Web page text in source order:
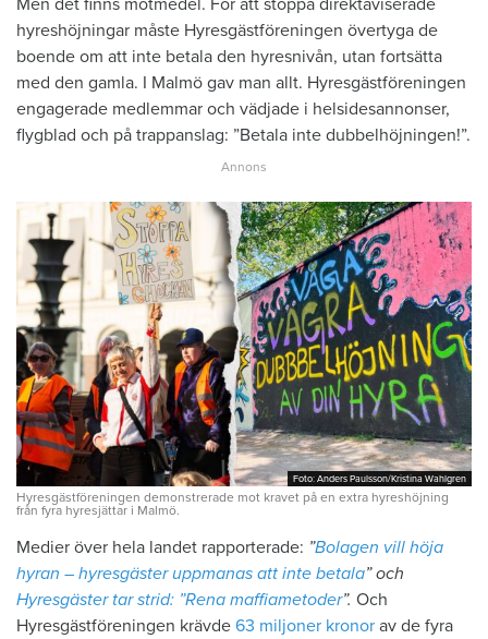
Men det finns motmedel. För att ­stoppa direktaviserade
hyres­höjningar måste Hyresgäst­föreningen övertyga de
boende om att inte betala den hyres­nivån, utan fortsätta
med den gamla. I Malmö gav man allt. Hyresgästföreningen
­engagerade medlemmar och vädjade i helsidesannonser,
flygblad och på trappanslag: ”Betala inte dubbelhöjningen!”.
Foto: Anders Paulsson/Kristina Wahlgren
Foto: Anders Paulsson/Kristina Wahlgren
Hyresgästföreningen demonstrerade mot kravet på en extra hyreshöjning
från fyra hyresjättar i Malmö.
Medier över hela landet rapporterade: ”­Bolagen vill höja
hyran – hyresgäster uppmanas att inte ­betala” och
Hyresgäster tar strid: ”Rena maffia­metoder”. Och
Hyresgästföreningen krävde 63 miljoner kronor av de fyra